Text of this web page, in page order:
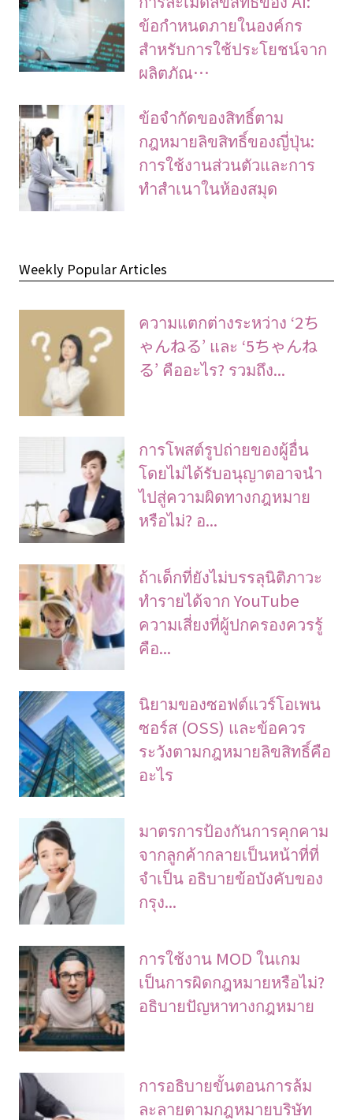
ข้อกำหนดภายในองค์กร
สำหรับการใช้ประโยชน์จาก
ผลิตภัณ…
ข้อจํากัดของสิทธิ์ตาม
กฎหมายลิขสิทธิ์ของญี่ปุ่น:
การใช้งานส่วนตัวและการ
ทําสําเนาในห้องสมุด
Weekly Popular Articles
ความแตกต่างระหว่าง ‘2ち
ゃんねる’ และ ‘5ちゃんね
る’ คืออะไร? รวมถึง...
การโพสต์รูปถ่ายของผู้อื่น
โดยไม่ได้รับอนุญาตอาจนํา
ไปสู่ความผิดทางกฎหมาย
หรือไม่? อ...
ถ้าเด็กที่ยังไม่บรรลุนิติภาวะ
ทำรายได้จาก YouTube
ความเสี่ยงที่ผู้ปกครองควรรู้
คือ...
นิยามของซอฟต์แวร์โอเพน
ซอร์ส (OSS) และข้อควร
ระวังตามกฎหมายลิขสิทธิ์คือ
อะไร
มาตรการป้องกันการคุกคาม
จากลูกค้ากลายเป็นหน้าที่ที่
จําเป็น อธิบายข้อบังคับของ
กรุง...
การใช้งาน MOD ในเกม
เป็นการผิดกฎหมายหรือไม่?
อธิบายปัญหาทางกฎหมาย
การอธิบายขั้นตอนการล้ม
ละลายตามกฎหมายบริษัท